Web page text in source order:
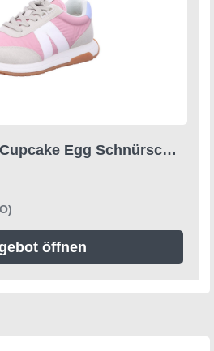
Ara Malibu Shell Cupcake Egg Schnürschuh
öffnen